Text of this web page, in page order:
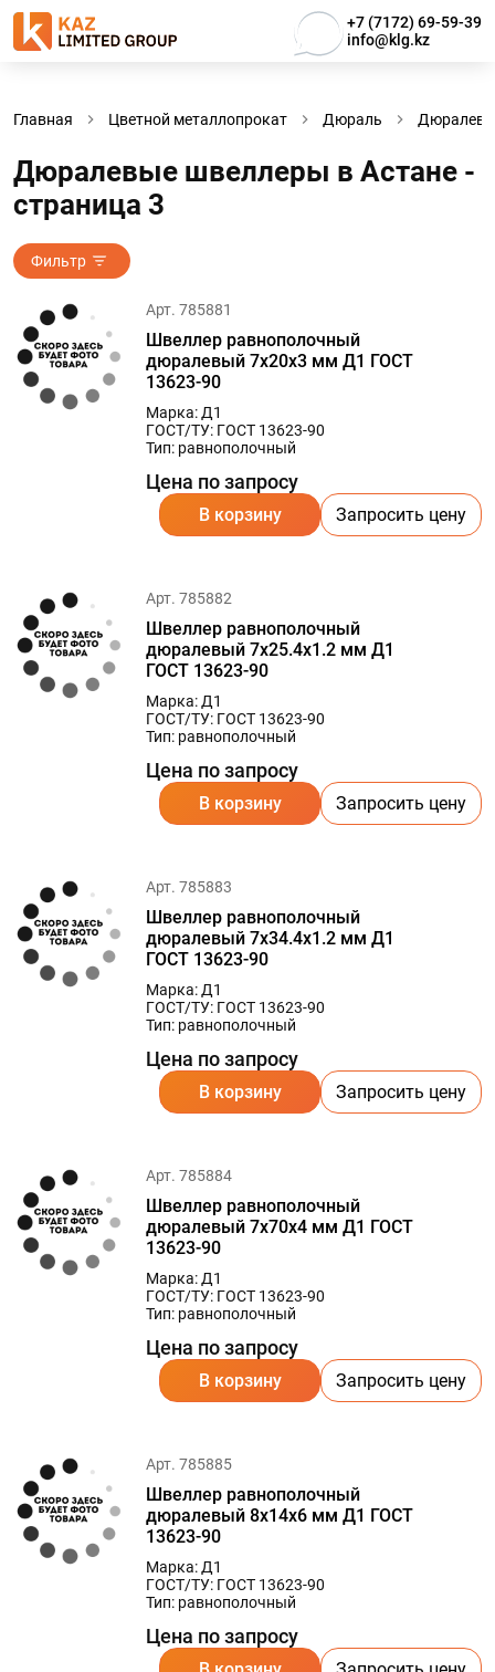
+7 (7172) 69-59-39
info@klg.kz
Главная Цветной металлопрокат Дюраль
Дюралевые швеллеры в Астанe -
страница 3
Фильтр
Арт. 785881
Швеллер равнополочный
дюралевый 7х20х3 мм Д1 ГОСТ
13623-90
Марка: Д1
ГОСТ/ТУ: ГОСТ 13623-90
Тип: равнополочный
Цена по запросу
В корзину Запросить цену
Арт. 785882
Швеллер равнополочный
дюралевый 7х25.4х1.2 мм Д1
ГОСТ 13623-90
Марка: Д1
ГОСТ/ТУ: ГОСТ 13623-90
Тип: равнополочный
Цена по запросу
В корзину Запросить цену
Арт. 785883
Швеллер равнополочный
дюралевый 7х34.4х1.2 мм Д1
ГОСТ 13623-90
Марка: Д1
ГОСТ/ТУ: ГОСТ 13623-90
Тип: равнополочный
Цена по запросу
В корзину Запросить цену
Арт. 785884
Швеллер равнополочный
дюралевый 7х70х4 мм Д1 ГОСТ
13623-90
Марка: Д1
ГОСТ/ТУ: ГОСТ 13623-90
Тип: равнополочный
Цена по запросу
В корзину Запросить цену
Арт. 785885
Швеллер равнополочный
дюралевый 8х14х6 мм Д1 ГОСТ
13623-90
Марка: Д1
ГОСТ/ТУ: ГОСТ 13623-90
Тип: равнополочный
Цена по запросу